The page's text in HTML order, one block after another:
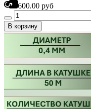
600.00 руб
В корзину